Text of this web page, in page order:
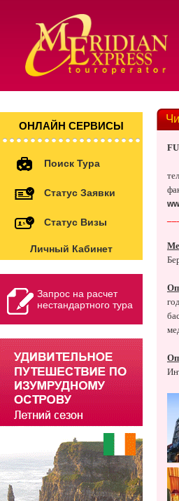
ОНЛАЙН СЕРВИСЫ
Поиск Тура
Статус Заявки
Статус Визы
Личный Кабинет
Запрос на расчет
нестандартного тура